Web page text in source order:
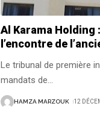
Al Karama Holding
l’encontre de
Le tribunal de première
mandats de…
HAMZA MARZOUK 12